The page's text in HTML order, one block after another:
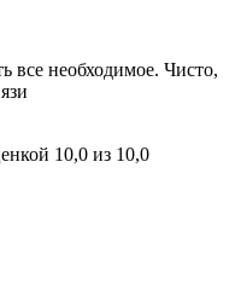
все необходимое. Чисто,
10,0 из 10,0